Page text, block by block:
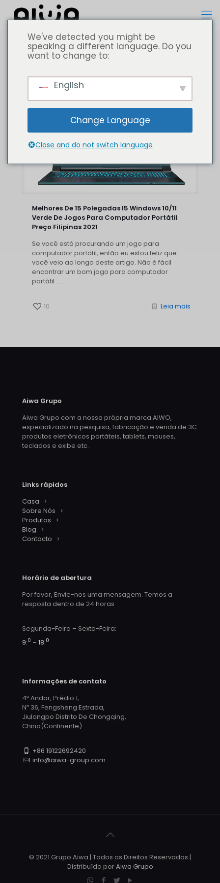
Todos Computador portátil
Melhores De 15 Polegadas I5 Windows 10/11
Verde De Jogos Para Computador Portátil
Preço Filipinas 2021
Se você está procurando um jogo para
computador portátil, então eu estou feliz que
você veio ao longo deste artigo. Não é fácil
encontrar um bom jogo para computador
portátil......
10 Leia mais
Aiwa Grupo
Aiwa Grupo com a nossa própria marca AIWO,
especializado na pesquisa, fabricação e venda de 3C
produtos eletrônicos portáteis, tablets, mouses,
teclados e exibe etc.
Links rápidos
Casa
Sobre Nós
Produtos
Blog
Contacto
Horário de abertura
Por favor, Envie-nos uma mensagem. Temos a
resposta dentro de 24 horas
Segunda-Feira – Sexta-Feira:
9:0 – 18:0
Informações de contato
4º Andar, Prédio 1,
Nº 36, Fengsheng Estrada,
Jiulongpo Distrito De Chongqing,
China(Continente)
+86 19122692420
info@aiwa-group.com
© 2021 Grupo Aiwa | Todos os Direitos Reservados |
Distribuído porAiwa Grupo
We've detected you might be
speaking a different language. Do you
want to change to:
English
Change Language
Close and do not switch language